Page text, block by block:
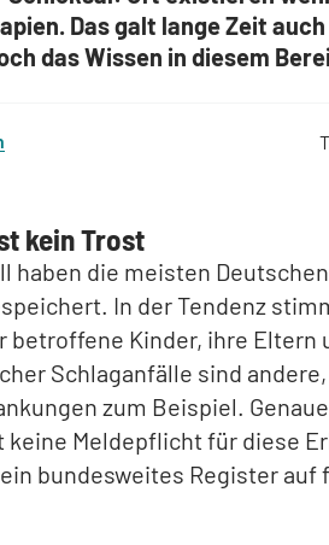
Das galt lange Zeit
das Wissen in diesem
kein Trost
haben die meisten
In der Tendenz
betroffene Kinder, ihre Eltern
Schlaganfälle sind
zum Beispiel.
keine Meldepflicht für diese
bundesweites Register auf